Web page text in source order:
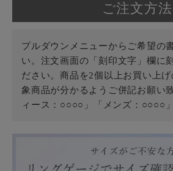
ご注文方法
プルダウンメニューからご希望の
い。注文画面の「刻印文字」欄に
ださい。商品を2個以上お買い上
象商品が分かるようご併記お願い
ィース：○○○○」「メンズ：○○○○